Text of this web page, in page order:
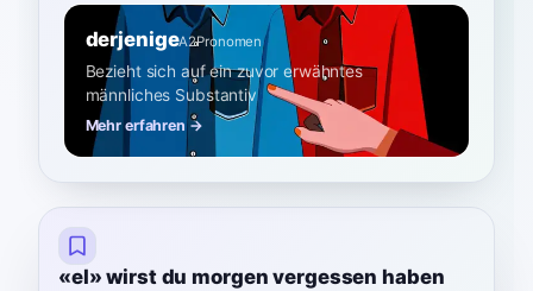
derjenigeA2Pronomen
Bezieht sich auf ein zuvor erwähntes
männliches Substantiv
Mehr erfahren →
«el» wirst du morgen vergessen haben